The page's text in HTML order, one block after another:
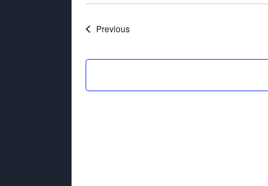
PreviousVeranstaltungen